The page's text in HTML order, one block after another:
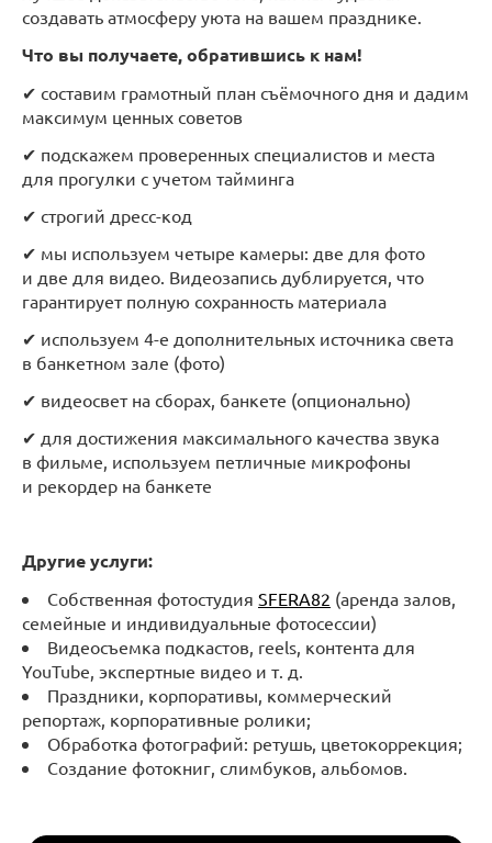
создавать атмосферу уюта на вашем празднике.
Что вы получаете, обратившись к нам!
✔ составим грамотный план съёмочного дня и дадим
максимум ценных советов
✔ подскажем проверенных специалистов и места
для прогулки с учетом тайминга
✔ строгий дресс-код
✔ мы используем четыре камеры: две для фото
и две для видео. Видеозапись дублируется, что
гарантирует полную сохранность материала
✔ используем 4-е дополнительных источника света
в банкетном зале (фото)
✔ видеосвет на сборах, банкете (опционально)
✔ для достижения максимального качества звука
в фильме, используем петличные микрофоны
и рекордер на банкете
Другие услуги:
Собственная фотостудия SFERA82 (аренда залов,
семейные и индивидуальные фотосессии)
Видеосъемка подкастов, reels, контента для
YouTube, экспертные видео и т. д.
Праздники, корпоративы, коммерческий
репортаж, корпоративные ролики;
Обработка фотографий: ретушь, цветокоррекция;
Создание фотокниг, слимбуков, альбомов.